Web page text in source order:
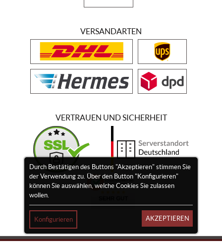
Durch Bestätigen des Buttons "Akzeptieren" stimmen Sie
der Verwendung zu. Über den Button "Konfigurieren"
können Sie auswählen, welche Cookies Sie zulassen
wollen.
Konfigurieren AKZEPTIEREN
VERSANDARTEN
VERTRAUEN UND SICHERHEIT